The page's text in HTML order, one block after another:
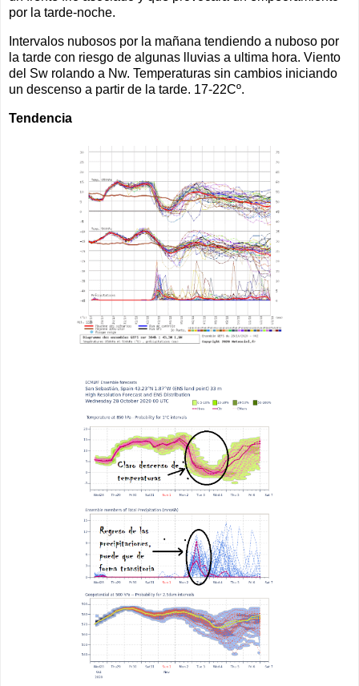
por la tarde-noche.
Intervalos nubosos por la mañana tendiendo a nuboso por
la tarde con riesgo de algunas lluvias a ultima hora. Viento
del Sw rolando a Nw. Temperaturas sin cambios iniciando
un descenso a partir de la tarde. 17-22Cº.
Tendencia